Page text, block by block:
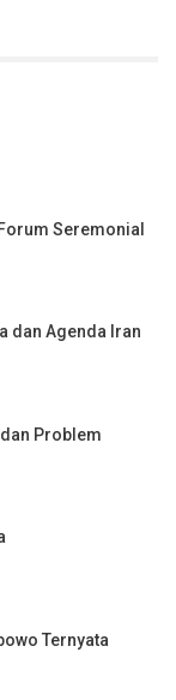
Seremonial
dan Agenda Iran
Problem
Ternyata